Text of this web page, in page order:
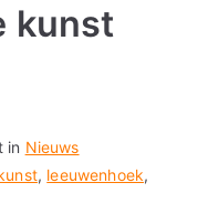
kunst
in Nieuws
, leeuwenhoek,